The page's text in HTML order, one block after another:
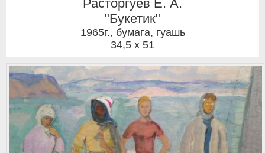
Расторгуев Е. А.
"Букетик"
1965г., бумага, гуашь
34,5 x 51